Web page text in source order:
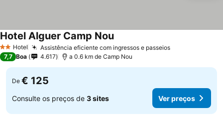
2 Estrelas
Hotel Assistência eficiente com ingressos e passeiosVer preços
Hotel Alguer Camp NouVer preços
7,7 Boa 4.617 a 0.6 km de Camp Nou
De € 125
Consulte os preços de 3 sites Ver preços